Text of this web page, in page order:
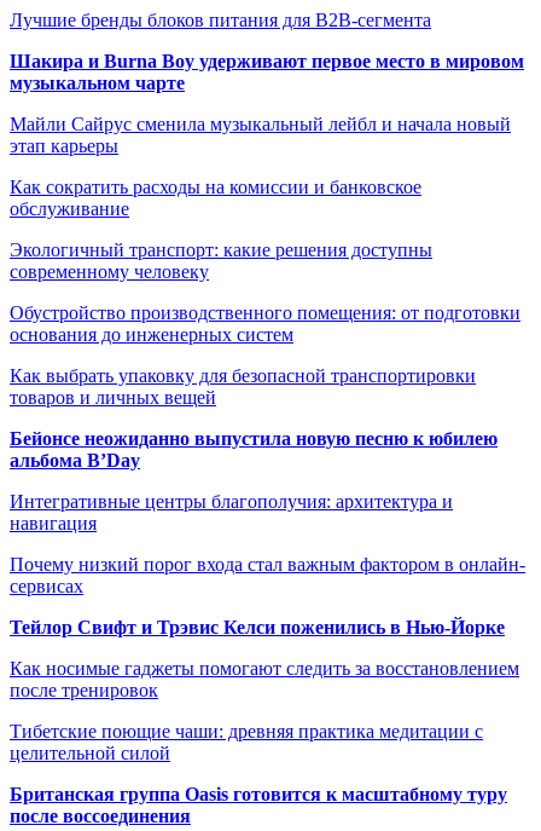
Лучшие бренды блоков питания для B2B-сегмента
Шакира и Burna Boy удерживают первое место в мировом
музыкальном чарте
Майли Сайрус сменила музыкальный лейбл и начала новый
этап карьеры
Как сократить расходы на комиссии и банковское
обслуживание
Экологичный транспорт: какие решения доступны
современному человеку
Обустройство производственного помещения: от подготовки
основания до инженерных систем
Как выбрать упаковку для безопасной транспортировки
товаров и личных вещей
Бейонсе неожиданно выпустила новую песню к юбилею
альбома B’Day
Интегративные центры благополучия: архитектура и
навигация
Почему низкий порог входа стал важным фактором в онлайн-
сервисах
Тейлор Свифт и Трэвис Келси поженились в Нью-Йорке
Как носимые гаджеты помогают следить за восстановлением
после тренировок
Тибетские поющие чаши: древняя практика медитации с
целительной силой
Британская группа Oasis готовится к масштабному туру
после воссоединения